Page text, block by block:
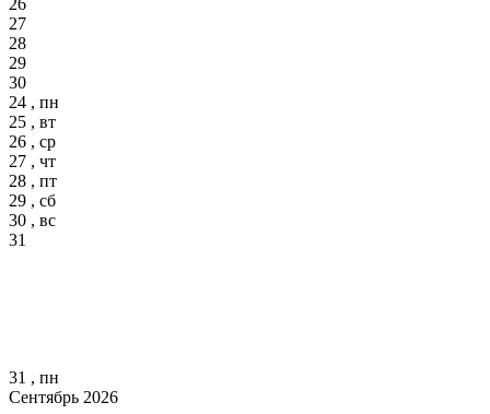
27
28
29
30
24 , пн
25 , вт
26 , ср
27 , чт
28 , пт
29 , сб
30 , вс
31
31 , пн
Сентябрь 2026